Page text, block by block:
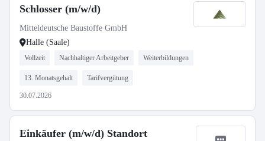
Schlosser (m/w/d)
Mitteldeutsche Baustoffe GmbH
Halle (Saale)
Vollzeit Nachhaltiger Arbeitgeber Weiterbildungen
13. Monatsgehalt Tarifvergütung
30.07.2026
Einkäufer (m/w/d) Standort